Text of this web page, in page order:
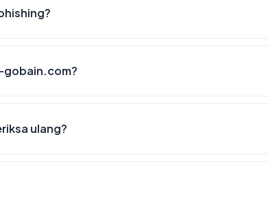
gobain.com?
ulang?